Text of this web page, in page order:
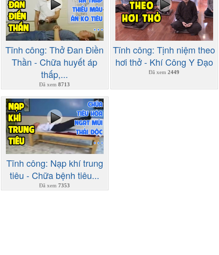
Tĩnh công: Thở Đan Điền
Thần - Chữa huyết áp
thấp,...
Đã xem8713
Tĩnh công: Tịnh niệm theo
hơi thở - Khí Công Y Đạo
Đã xem2449
Tĩnh công: Nạp khí trung
tiêu - Chữa bệnh tiêu...
Đã xem7353